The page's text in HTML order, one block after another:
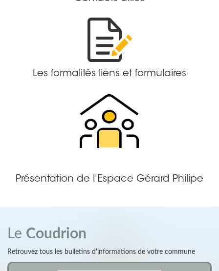
Les formalités liens et formulaires
Présentation de l'Espace Gérard Philipe
Le Coudrion
Retrouvez tous les bulletins d'informations de votre commune